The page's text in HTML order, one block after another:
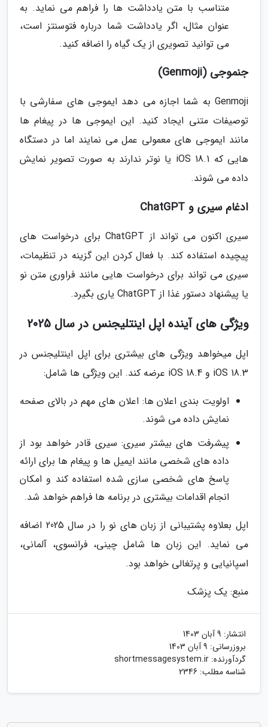
متناسب با متن یادداشت ها را فراهم می نماید. به
عنوان مثال، اگر یادداشت شما درباره فتوسنتز است،
می توانید تصویری از یک گیاه را اضافه کنید.
جنموجی (Genmoji)
Genmoji به شما اجازه می دهد ایموجی های سفارشی با
توصیفات متنی ایجاد کنید. این ایموجی ها در پیغام ها
مانند ایموجی های معمولی عمل می نمایند اما در دستگاه
هایی که iOS 18.1 یا نوتر ندارند به صورت تصویر نمایش
داده می شوند.
ادغام سیری و ChatGPT
سیری اکنون می تواند از ChatGPT برای درخواست های
پیچیده استفاده کند. با فعال کردن این گزینه در تنظیمات،
سیری می تواند برای درخواست هایی مانند فراوری متن نو
یا پیشنهاد دستور غذا از ChatGPT یاری بگیرد.
ویژگی های آینده اپل اینتلیجنس در سال 2025
اپل میخواهد ویژگی های بیشتری برای اپل اینتلیجنس در
iOS 18.3 و iOS 18.4 عرضه کند. این ویژگی ها شامل:
اولویت بندی اعلان ها: اعلان های مهم در بالای صفحه
نمایش داده می شوند.
پیشرفت های بیشتر سیری: سیری قادر خواهد بود از
داده های شخصی مانند ایمیل ها و پیغام ها برای ارائه
پاسخ های شخصی سازی شده استفاده کند و امکان
انجام اقدامات بیشتری در برنامه ها فراهم خواهد شد.
اپل بعلاوه پشتیبانی از زبان های نو را در سال 2025 اضافه
می نماید. این زبان ها شامل چینی، فرانسوی، آلمانی،
اسپانیایی و پرتغالی خواهد بود.
منبع: یک پزشک
انتشار: 9 آبان 1403
بروزرسانی: 9 آبان 1403
گردآورنده: shortmessagesystem.ir
شناسه مطلب: 2346